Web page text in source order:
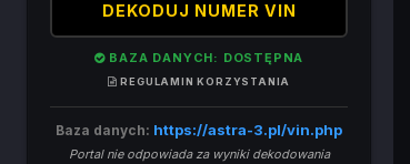
DEKODUJ NUMER VIN
BAZA DANYCH: DOSTĘPNA
REGULAMIN KORZYSTANIA
Baza danych: https://astra-3.pl/vin.php
Portal nie odpowiada za wyniki dekodowania